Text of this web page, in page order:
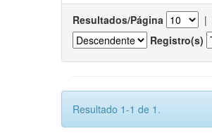
Resultados/Página |
Registro(s)
Resultado 1-1 de 1.